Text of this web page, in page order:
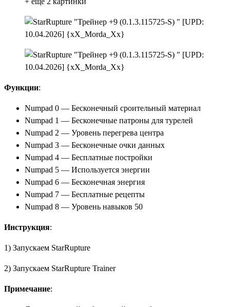
Функции:
Numpad 0 — Бесконечный сроительный материал
Numpad 1 — Бесконечные патроны для турелей
Numpad 2 — Уровень перегрева центра
Numpad 3 — Бесконечные очки данных
Numpad 4 — Бесплатные постройки
Numpad 5 — Используется энергии
Numpad 6 — Бесконечная энергия
Numpad 7 — Бесплатные рецепты
Numpad 8 — Уровень навыков 50
Инструкция:
1) Запускаем StarRupture
2) Запускаем StarRupture Trainer
Примечание: